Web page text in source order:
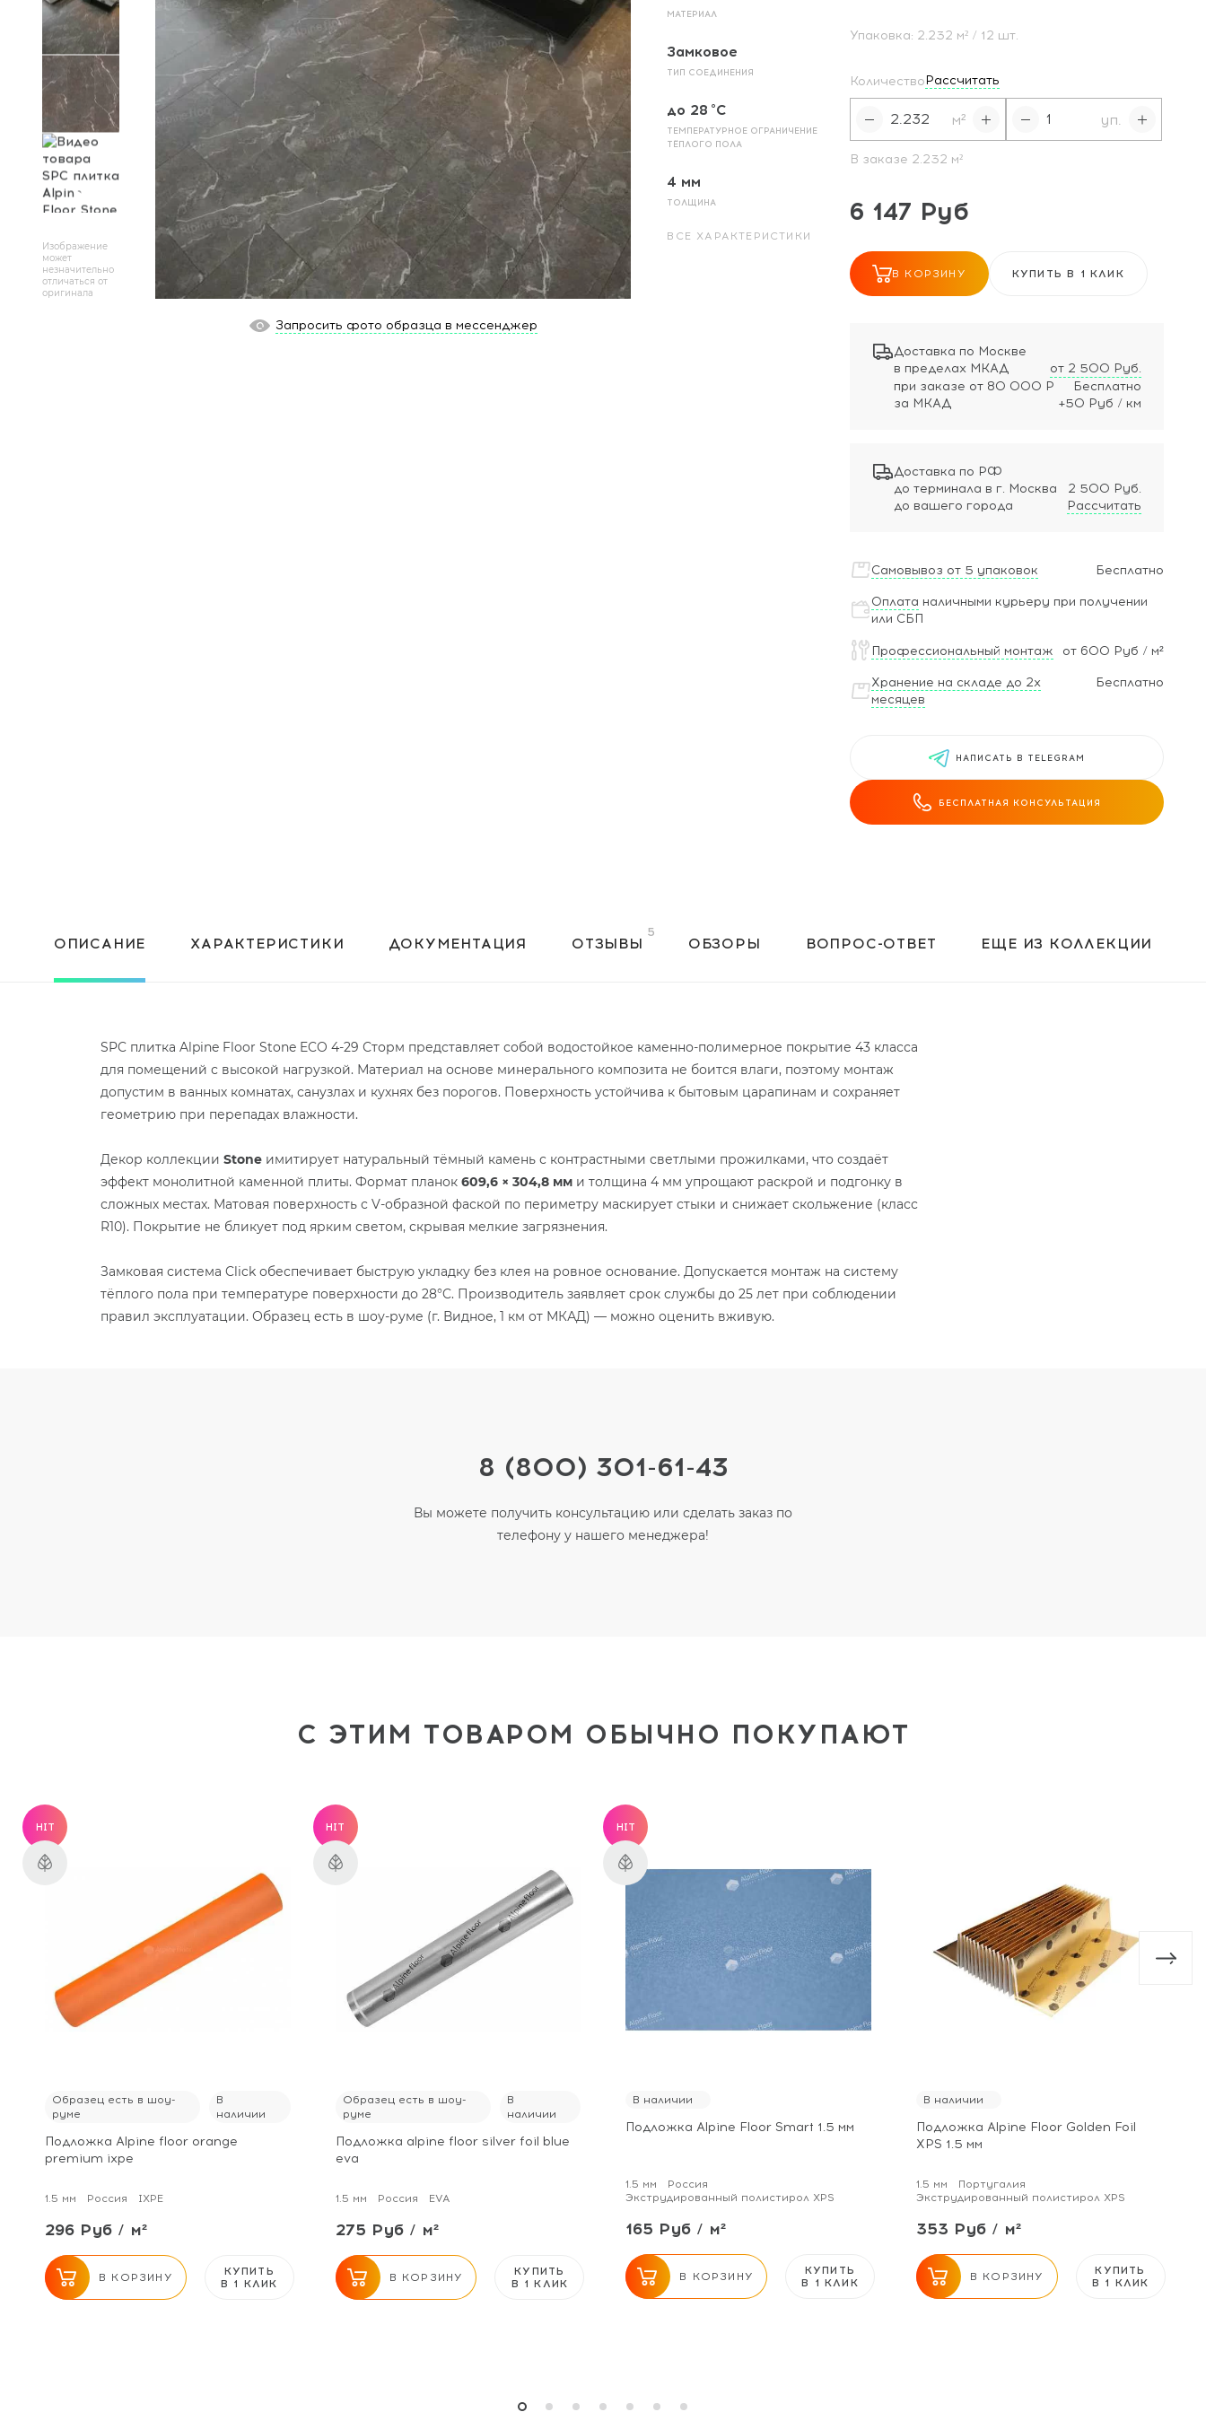
Массивная доска
Террасная доска
Аксессуары для укладки
Настенные покрытия
Отопительное оборудование
Бренды
Новинки
Изображение
может
незначительно
отличаться от
оригинала
Запросить фото образца в мессенджер
МАТЕРИАЛ
Замковое
ТИП СОЕДИНЕНИЯ
до 28 °C
ТЕМПЕРАТУРНОЕ ОГРАНИЧЕНИЕ
ТЁПЛОГО ПОЛА
4 мм
ТОЛЩИНА
ВСЕ ХАРАКТЕРИСТИКИ
Упаковка: 2.232 м² / 12 шт.
КоличествоРассчитать
м² уп.
В заказе 2.232 м²
6 147 Руб
В КОРЗИНУ КУПИТЬ В 1 КЛИК
Доставка по Москве
в пределах МКАД
от 2 500 Руб.
при заказе от 80 000 Р
Бесплатно
за МКАД
+50 Руб / км
Доставка по РФ
до терминала в г. Москва
2 500 Руб.
до вашего города
Рассчитать
Самовывоз от 5 упаковок Бесплатно
Оплата наличными курьеру при получении
или СБП
Профессиональный монтаж от 600 Руб / м²
Хранение на складе до 2х
месяцев
Бесплатно
НАПИСАТЬ В TELEGRAM
БЕСПЛАТНАЯ КОНСУЛЬТАЦИЯ
ОПИСАНИЕ ХАРАКТЕРИСТИКИ ДОКУМЕНТАЦИЯ ОТЗЫВЫ ОБЗОРЫ ВОПРОС-ОТВЕТ ЕЩЕ ИЗ КОЛЛЕКЦИИ
SPC плитка Alpine Floor Stone ECO 4-29 Сторм представляет собой водостойкое каменно-полимерное покрытие 43 класса
для помещений с высокой нагрузкой. Материал на основе минерального композита не боится влаги, поэтому монтаж
допустим в ванных комнатах, санузлах и кухнях без порогов. Поверхность устойчива к бытовым царапинам и сохраняет
геометрию при перепадах влажности.
Декор коллекции Stone имитирует натуральный тёмный камень с контрастными светлыми прожилками, что создаёт
эффект монолитной каменной плиты. Формат планок 609,6 × 304,8 мм и толщина 4 мм упрощают раскрой и подгонку в
сложных местах. Матовая поверхность с V-образной фаской по периметру маскирует стыки и снижает скольжение (класс
R10). Покрытие не бликует под ярким светом, скрывая мелкие загрязнения.
Замковая система Click обеспечивает быструю укладку без клея на ровное основание. Допускается монтаж на систему
тёплого пола при температуре поверхности до 28°C. Производитель заявляет срок службы до 25 лет при соблюдении
правил эксплуатации. Образец есть в шоу-руме (г. Видное, 1 км от МКАД) — можно оценить вживую.
8 (800) 301-61-43
Вы можете получить консультацию или сделать заказ по
телефону у нашего менеджера!
С ЭТИМ ТОВАРОМ ОБЫЧНО ПОКУПАЮТ
HIT
Образец есть в шоу-
руме
В
наличии
Подложка Alpine floor orange
premium ixpe
1.5 мм Россия IXPE
296 Руб / м²
В КОРЗИНУ
КУПИТЬ
В 1 КЛИК
HIT
Образец есть в шоу-
руме
В
наличии
Подложка alpine floor silver foil blue
eva
1.5 мм Россия EVA
275 Руб / м²
В КОРЗИНУ
КУПИТЬ
В 1 КЛИК
HIT
В наличии
Подложка Alpine Floor Smart 1.5 мм
1.5 мм
Россия
Экструдированный полистирол XPS
165 Руб / м²
В КОРЗИНУ
КУПИТЬ
В 1 КЛИК
В наличии
Подложка Alpine Floor Golden Foil
XPS 1.5 мм
1.5 мм
Португалия
Экструдированный полистирол XPS
353 Руб / м²
В КОРЗИНУ
КУПИТЬ
В 1 КЛИК